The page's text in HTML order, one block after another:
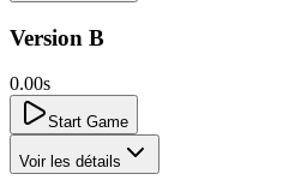
Version B
0.00s
Start Game
Voir les détails